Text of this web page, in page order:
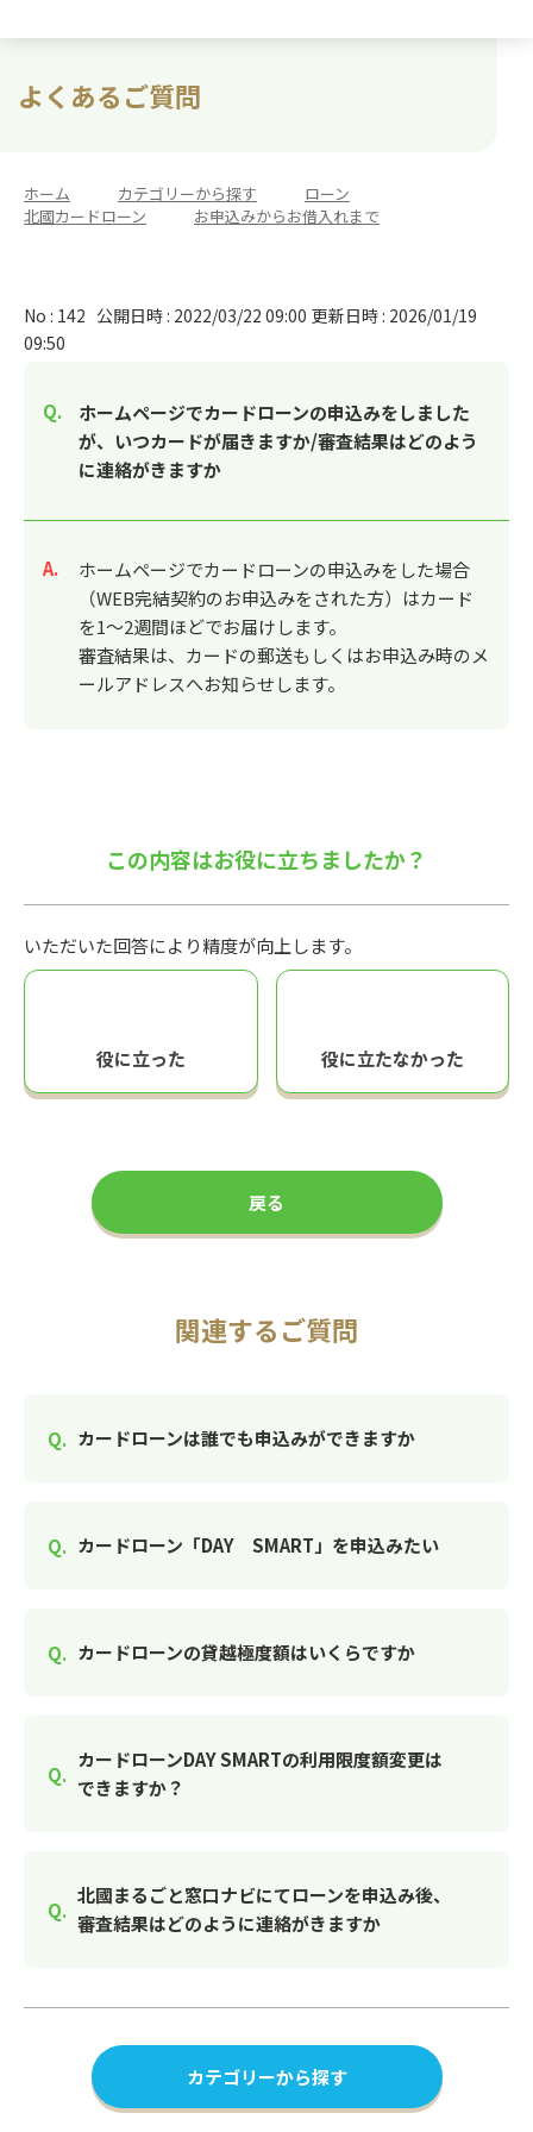
よくあるご質問
ホーム カテゴリーから探す ローン
北國カードローン
お申込みからお借入れまで
No : 142 公開日時 : 2022/03/22 09:00 更新日時 : 2026/01/19
09:50
ホームページでカードローンの申込みをしました
が、いつカードが届きますか/審査結果はどのよう
に連絡がきますか
回答
ホームページでカードローンの申込みをした場合
（WEB完結契約のお申込みをされた方）はカード
を1～2週間ほどでお届けします。
審査結果は、カードの郵送もしくはお申込み時のメ
ールアドレスへお知らせします。
この内容はお役に立ちましたか？
いただいた回答により精度が向上します。
役に立った 役に立たなかった
戻る
関連するご質問
カードローンは誰でも申込みができますか
カードローン「DAY SMART」を申込みたい
カードローンの貸越極度額はいくらですか
カードローンDAY SMARTの利用限度額変更は
できますか？
北國まるごと窓口ナビにてローンを申込み後、
審査結果はどのように連絡がきますか
カテゴリーから探す